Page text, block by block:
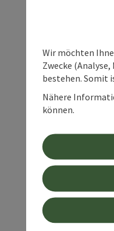
Wir möchten
Zwecke
bestehen. Somit
Nähere
können.